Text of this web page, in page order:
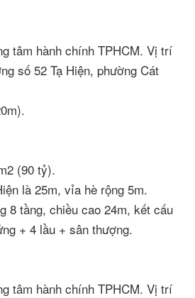
tâm hành chính TPHCM. Vị trí
số 52 Tạ Hiện, phường Cát
(90 tỷ).
là 25m, vỉa hè rộng 5m.
8 tầng, chiều cao 24m, kết cấu
+ 4 lầu + sân thượng.
tâm hành chính TPHCM. Vị trí